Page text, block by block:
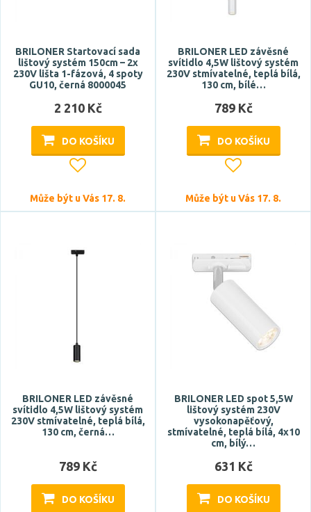
BRILONER Startovací sada
lištový systém 150cm – 2x
230V lišta 1-fázová, 4 spoty
GU10, černá 8000045
2 210 Kč
DO KOŠÍKU
Může být u Vás 17. 8.
BRILONER LED závěsné
svítidlo 4,5W lištový systém
230V stmívatelné, teplá bílá,
130 cm, bílé…
789 Kč
DO KOŠÍKU
Může být u Vás 17. 8.
BRILONER LED závěsné
svítidlo 4,5W lištový systém
230V stmívatelné, teplá bílá,
130 cm, černá…
789 Kč
DO KOŠÍKU
BRILONER LED spot 5,5W
lištový systém 230V
vysokonapěťový,
stmívatelné, teplá bílá, 4x10
cm, bílý…
631 Kč
DO KOŠÍKU